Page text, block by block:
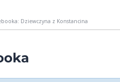
Dziewczyna z Konstancina